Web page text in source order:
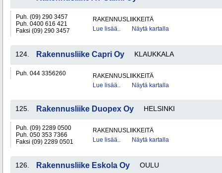
Puh. (09) 290 3457
Puh. 0400 616 421
Faksi (09) 290 3457
RAKENNUSLIIKKEITÄ
Lue lisää..
Näytä kartalla
124. Rakennusliike Capri Oy KLAUKKALA
Puh. 044 3356260
RAKENNUSLIIKKEITÄ
Lue lisää..
Näytä kartalla
125. Rakennusliike Duopex Oy HELSINKI
Puh. (09) 2289 0500
Puh. 050 353 7366
Faksi (09) 2289 0501
RAKENNUSLIIKKEITÄ
Lue lisää..
Näytä kartalla
126. Rakennusliike Eskola Oy OULU